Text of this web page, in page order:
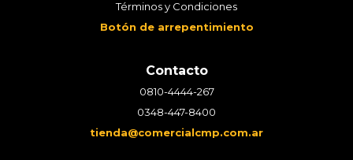
Términos y Condiciones
Botón de arrepentimiento
Contacto
0810-4444-267
0348-447-8400
tienda@comercialcmp.com.ar